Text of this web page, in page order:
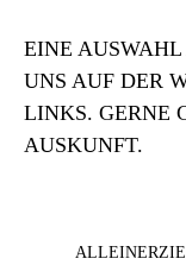
EINE
UNS AUF DER
LINKS. GERNE
AUSKUNFT.